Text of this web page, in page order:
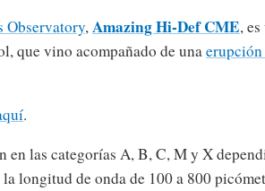
Observatory, Amazing Hi-Def CME,
que vino acompañado de una
.
en las categorías A, B, C, M y X
longitud de onda de 100 a 800